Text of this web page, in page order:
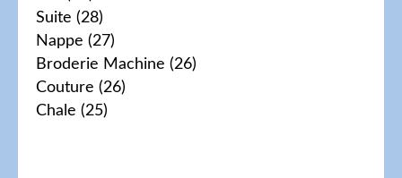
Suite (28)
Nappe (27)
Broderie Machine (26)
Couture (26)
Chale (25)